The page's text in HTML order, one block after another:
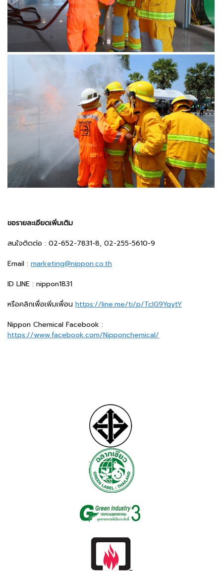
ขอรายละเอียดเพิ่มเติม
สนใจติดต่อ : 02-652-7831-8, 02-255-5610-9
Email : marketing@nippon.co.th
ID LINE : nippon1831
หรือคลิกเพื่อเพิ่มเพื่อน https://line.me/ti/p/TclG9YqytY
Nippon Chemical Facebook :
https://www.facebook.com/Nipponchemical/